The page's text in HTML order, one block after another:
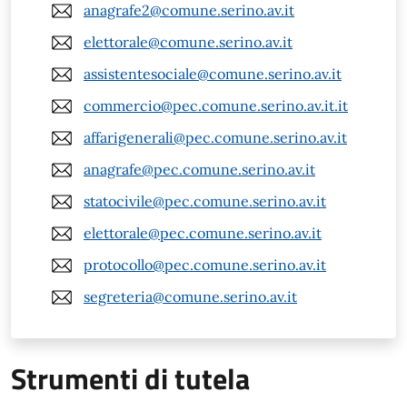
anagrafe2@comune.serino.av.it
elettorale@comune.serino.av.it
assistentesociale@comune.serino.av.it
commercio@pec.comune.serino.av.it.it
affarigenerali@pec.comune.serino.av.it
anagrafe@pec.comune.serino.av.it
statocivile@pec.comune.serino.av.it
elettorale@pec.comune.serino.av.it
protocollo@pec.comune.serino.av.it
segreteria@comune.serino.av.it
Strumenti di tutela